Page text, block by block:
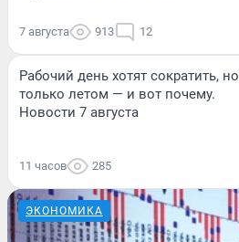
7 августа 913 12
Рабочий день хотят сократить, но
только летом — и вот почему.
Новости 7 августа
11 часов 285
ЭКОНОМИКА